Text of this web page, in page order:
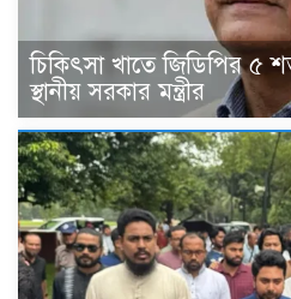
চিকিৎসা খাতে জিডিপির ৫
স্থানীয় সরকার মন্ত্রীর